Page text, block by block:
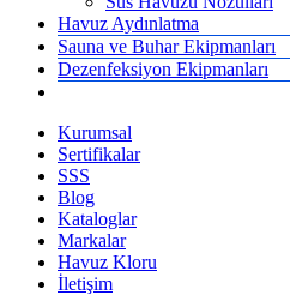
Havuz Aydınlatma
Sauna ve Buhar Ekipmanları
Dezenfeksiyon Ekipmanları
Kurumsal
Sertifikalar
SSS
Blog
Kataloglar
Markalar
Havuz Kloru
İletişim